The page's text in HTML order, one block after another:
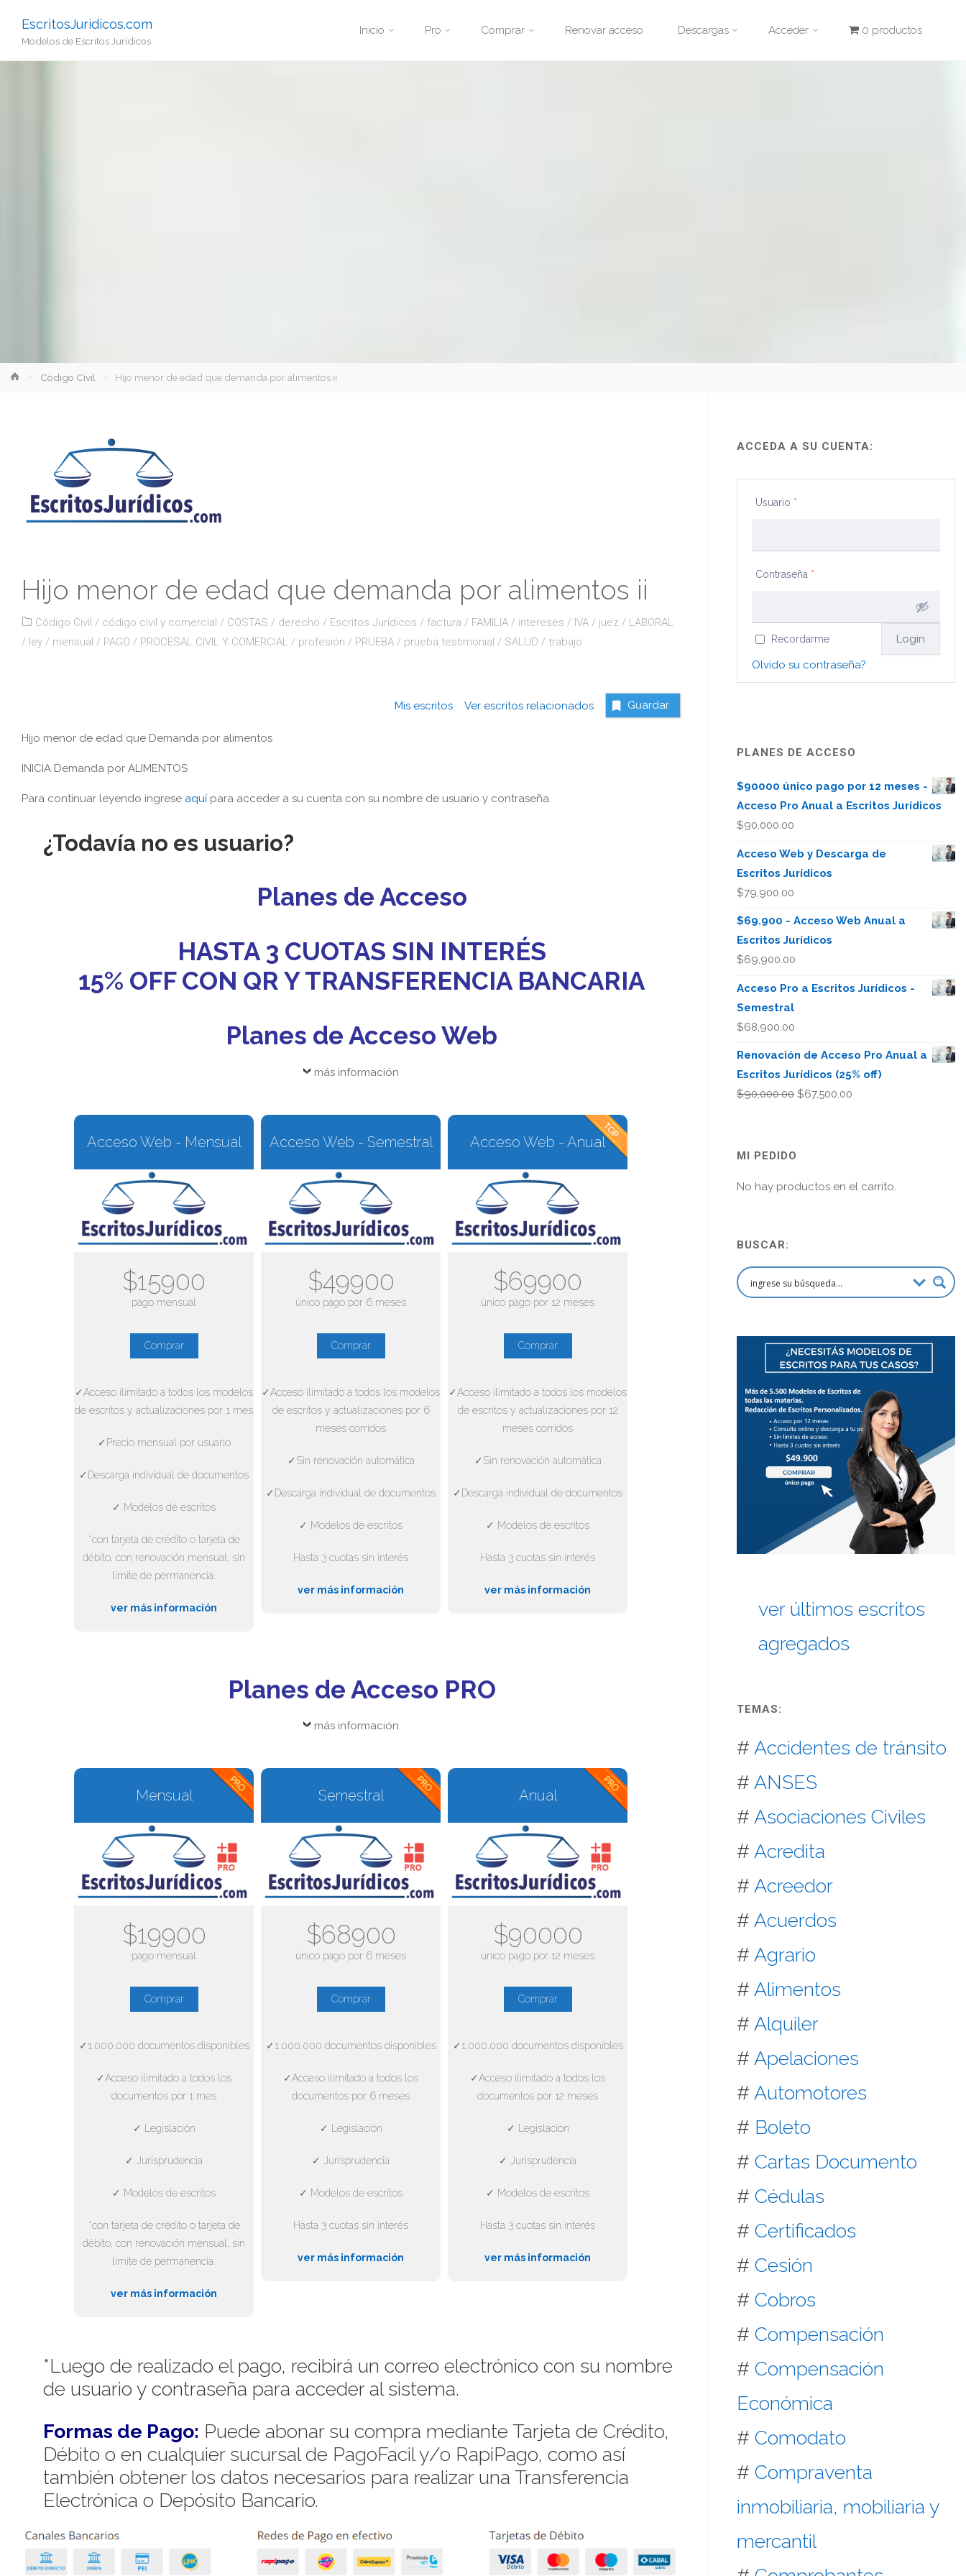
EscritosJuridicos.com
Modelos de Escritos Jurídicos
Inicio Pro Comprar Renovar acceso Descargas Acceder 0 productos
InicioCódigo Civil Hijo menor de edad que demanda por alimentos ii
Hijo menor de edad que demanda por alimentos ii
Código Civil / código civil y comercial / COSTAS / derecho / Escritos Jurídicos / factura / FAMILIA / intereses / IVA / juez / LABORAL
/ ley / mensual / PAGO / PROCESAL CIVIL Y COMERCIAL / profesión / PRUEBA / prueba testimonial / SALUD / trabajo
Mis escritosVer escritos relacionados Guardar
Hijo menor de edad que Demanda por alimentos
INICIA Demanda por ALIMENTOS
Para continuar leyendo ingrese aquí para acceder a su cuenta con su nombre de usuario y contraseña.
¿Todavía no es usuario?
Planes de Acceso
HASTA 3 CUOTAS SIN INTERÉS
15% OFF CON QR Y TRANSFERENCIA BANCARIA
Planes de Acceso Web
más información
Acceso Web - Mensual
$15900
pago mensual
Comprar
✓Acceso ilimitado a todos los modelos
de escritos y actualizaciones por 1 mes
✓Precio mensual por usuario
✓Descarga individual de documentos
✓ Modelos de escritos
*con tarjeta de crédito o tarjeta de
débito, con renovación mensual, sin
límite de permanencia.
ver más información
Acceso Web - Semestral
$49900
único pago por 6 meses
Comprar
✓Acceso ilimitado a todos los modelos
de escritos y actualizaciones por 6
meses corridos
✓Sin renovación automática
✓Descarga individual de documentos
✓ Modelos de escritos
Hasta 3 cuotas sin interés
ver más información
Acceso Web - Anual
$69900
único pago por 12 meses
Comprar
✓Acceso ilimitado a todos los modelos
de escritos y actualizaciones por 12
meses corridos
✓Sin renovación automática
✓Descarga individual de documentos
✓ Modelos de escritos
Hasta 3 cuotas sin interés
ver más información
Planes de Acceso PRO
más información
Mensual
$19900
pago mensual
Comprar
✓1.000.000 documentos disponibles
✓Acceso ilimitado a todos los
documentos por 1 mes
✓ Legislación
✓ Jurisprudencia
✓ Modelos de escritos
*con tarjeta de crédito o tarjeta de
débito, con renovación mensual, sin
límite de permanencia.
ver más información
Semestral
$68900
único pago por 6 meses
Comprar
✓1.000.000 documentos disponibles
✓Acceso ilimitado a todos los
documentos por 6 meses
✓ Legislación
✓ Jurisprudencia
✓ Modelos de escritos
Hasta 3 cuotas sin interés
ver más información
Anual
$90000
único pago por 12 meses
Comprar
✓1.000.000 documentos disponibles
✓Acceso ilimitado a todos los
documentos por 12 meses
✓ Legislación
✓ Jurisprudencia
✓ Modelos de escritos
Hasta 3 cuotas sin interés
ver más información
*Luego de realizado el pago, recibirá un correo electrónico con su nombre
de usuario y contraseña para acceder al sistema.
Formas de Pago: Puede abonar su compra mediante Tarjeta de Crédito,
Débito o en cualquier sucursal de PagoFacil y/o RapiPago, como así
también obtener los datos necesarios para realizar una Transferencia
Electrónica o Depósito Bancario.
ACCEDA A SU CUENTA:
Usuario *
Contraseña *
Recordarme
Olvido su contraseña?
PLANES DE ACCESO
$90000 único pago por 12 meses -
Acceso Pro Anual a Escritos Jurídicos
$90,000.00
Acceso Web y Descarga de
Escritos Jurídicos
$79,900.00
$69.900 - Acceso Web Anual a
Escritos Jurídicos
$69,900.00
Acceso Pro a Escritos Jurídicos -
Semestral
$68,900.00
Renovación de Acceso Pro Anual a
Escritos Jurídicos (25% off)
$90,000.00 El
$67,500.00
MI PEDIDO
No hay productos en el carrito.
BUSCAR:
ver últimos escritos
agregados
TEMAS:
# Accidentes de tránsito
# ANSES
# Asociaciones Civiles
# Acredita
# Acreedor
# Acuerdos
# Agrario
# Alimentos
# Alquiler
# Apelaciones
# Automotores
# Boleto
#Cartas Documento
#Cédulas
#Certificados
#Cesión
#Cobros
#Compensación
#Compensación
Económica
#Comodato
#Compraventa
inmobiliaria, mobiliaria y
mercantil